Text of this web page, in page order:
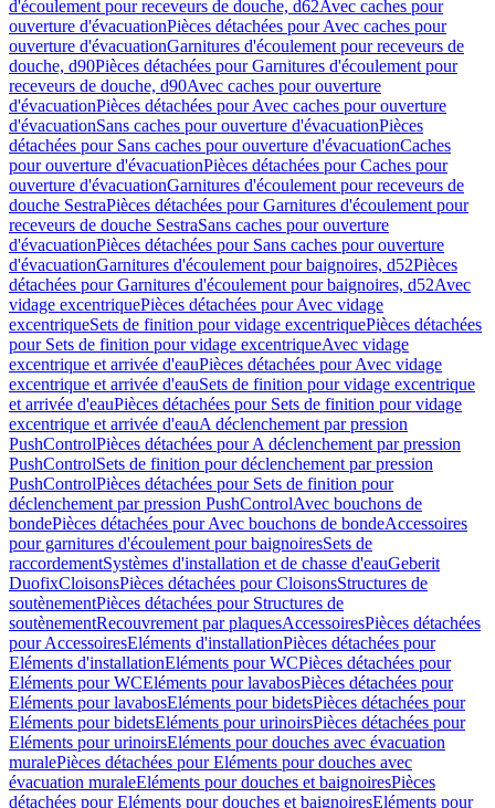
d'écoulement pour receveurs de douche, d62Avec caches pour
ouverture d'évacuationPièces détachées pour Avec caches pour
ouverture d'évacuationGarnitures d'écoulement pour receveurs de
douche, d90Pièces détachées pour Garnitures d'écoulement pour
receveurs de douche, d90Avec caches pour ouverture
d'évacuationPièces détachées pour Avec caches pour ouverture
d'évacuationSans caches pour ouverture d'évacuationPièces
détachées pour Sans caches pour ouverture d'évacuationCaches
pour ouverture d'évacuationPièces détachées pour Caches pour
ouverture d'évacuationGarnitures d'écoulement pour receveurs de
douche SestraPièces détachées pour Garnitures d'écoulement pour
receveurs de douche SestraSans caches pour ouverture
d'évacuationPièces détachées pour Sans caches pour ouverture
d'évacuationGarnitures d'écoulement pour baignoires, d52Pièces
détachées pour Garnitures d'écoulement pour baignoires, d52Avec
vidage excentriquePièces détachées pour Avec vidage
excentriqueSets de finition pour vidage excentriquePièces détachées
pour Sets de finition pour vidage excentriqueAvec vidage
excentrique et arrivée d'eauPièces détachées pour Avec vidage
excentrique et arrivée d'eauSets de finition pour vidage excentrique
et arrivée d'eauPièces détachées pour Sets de finition pour vidage
excentrique et arrivée d'eauA déclenchement par pression
PushControlPièces détachées pour A déclenchement par pression
PushControlSets de finition pour déclenchement par pression
PushControlPièces détachées pour Sets de finition pour
déclenchement par pression PushControlAvec bouchons de
bondePièces détachées pour Avec bouchons de bondeAccessoires
pour garnitures d'écoulement pour baignoiresSets de
raccordementSystèmes d'installation et de chasse d'eauGeberit
DuofixCloisonsPièces détachées pour CloisonsStructures de
soutènementPièces détachées pour Structures de
soutènementRecouvrement par plaquesAccessoiresPièces détachées
pour AccessoiresEléments d'installationPièces détachées pour
Eléments d'installationEléments pour WCPièces détachées pour
Eléments pour WCEléments pour lavabosPièces détachées pour
Eléments pour lavabosEléments pour bidetsPièces détachées pour
Eléments pour bidetsEléments pour urinoirsPièces détachées pour
Eléments pour urinoirsEléments pour douches avec évacuation
muralePièces détachées pour Eléments pour douches avec
évacuation muraleEléments pour douches et baignoiresPièces
détachées pour Eléments pour douches et baignoiresEléments pour